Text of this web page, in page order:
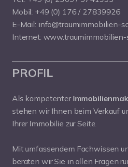
Mobil: +49 (0) 176 / 27839926
E-Mail: info@traumimmobilien-
Internet: www.traumimmobilien-
PROFIL
Als kompetenter
stehen wir Ihnen beim Verkauf
Ihrer Immobilie zur Seite.
Mit umfassendem Fachwissen
beraten wir Sie in allen Fragen